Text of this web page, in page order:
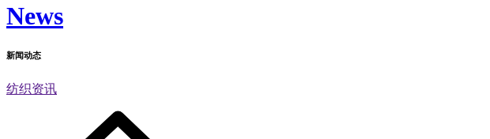
News
新闻动态
纺织资讯